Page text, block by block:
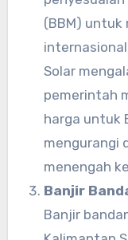
(BBM) untuk
Solar
pemerintah
harga untuk
mengurangi
menengah
Banjir
Banjir